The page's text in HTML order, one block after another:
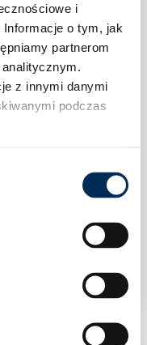
i
Informacje o tym, jak
partnerom
z innymi danymi
podczas